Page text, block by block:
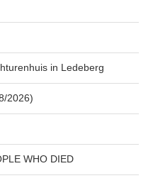
in Ledeberg
2026)
WHO DIED